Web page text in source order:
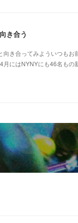
き合う
き合ってみよういつも
にはNYNYにも46名も